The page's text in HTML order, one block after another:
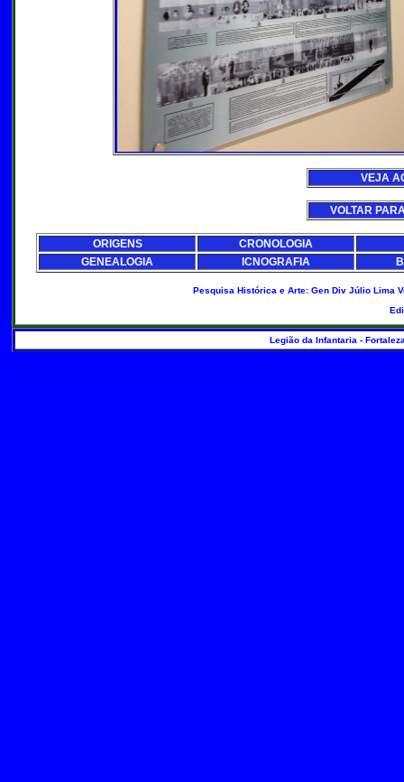
VEJA
VOLTAR
ORIGENS
CRONOLOGIA
GENEALOGIA
ICNOGRAFIA
Pesquisa Histórica e Arte: Gen Div Júlio Lima
Legião da Infantaria -